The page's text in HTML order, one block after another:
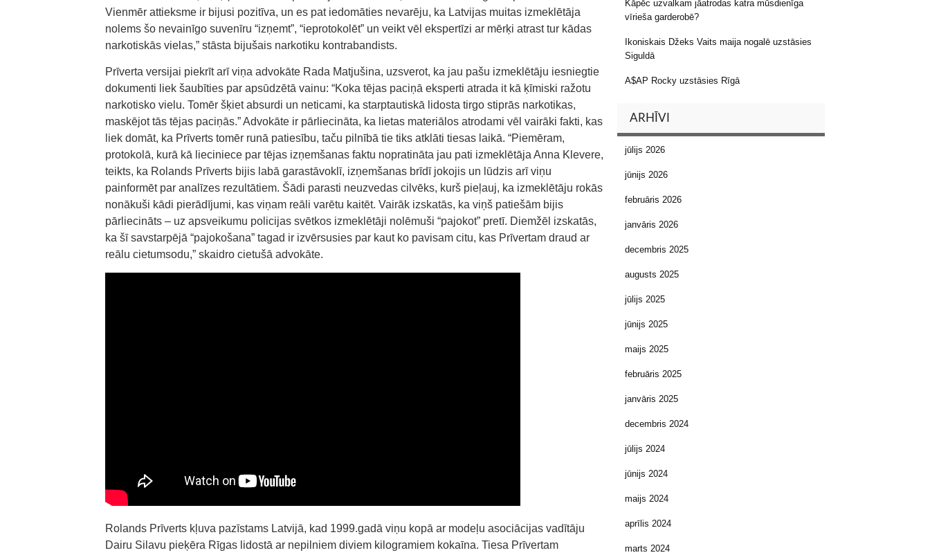
Vienmēr attieksme ir bijusi pozitīva, un es pat iedomāties nevarēju, ka Latvijas muitas izmeklētāja
nolems šo nevainīgo suvenīru “izņemt”, “ieprotokolēt” un veikt vēl ekspertīzi ar mērķi atrast tur kādas
narkotiskās vielas,” stāsta bijušais narkotiku kontrabandists.
Prīverta versijai piekrīt arī viņa advokāte Rada Matjušina, uzsverot, ka jau pašu izmeklētāju iesniegtie
dokumenti liek šaubīties par apsūdzētā vainu: “Koka tējas paciņā eksperti atrada it kā ķīmiski ražotu
narkotisko vielu. Tomēr šķiet absurdi un neticami, ka starptautiskā lidosta tirgo stiprās narkotikas,
maskējot tās tējas paciņās.” Advokāte ir pārliecināta, ka lietas materiālos atrodami vēl vairāki fakti, kas
liek domāt, ka Prīverts tomēr runā patiesību, taču pilnībā tie tiks atklāti tiesas laikā. “Piemēram,
protokolā, kurā kā lieciniece par tējas izņemšanas faktu nopratināta jau pati izmeklētāja Anna Klevere,
teikts, ka Rolands Prīverts bijis labā garastāvoklī, izņemšanas brīdī jokojis un lūdzis arī viņu
painformēt par analīzes rezultātiem. Šādi parasti neuzvedas cilvēks, kurš pieļauj, ka izmeklētāju rokās
nonākuši kādi pierādījumi, kas viņam reāli varētu kaitēt. Vairāk izskatās, ka viņš patiešām bijis
pārliecināts – uz apsveikumu policijas svētkos izmeklētāji nolēmuši “pajokot” pretī. Diemžēl izskatās,
ka šī savstarpējā “pajokošana” tagad ir izvērsusies par kaut ko pavisam citu, kas Prīvertam draud ar
reālu cietumsodu,” skaidro cietušā advokāte.
Rolands Prīverts kļuva pazīstams Latvijā, kad 1999.gadā viņu kopā ar modeļu asociācijas vadītāju
Dairu Silavu pieķēra Rīgas lidostā ar nepilniem diviem kilogramiem kokaīna. Tiesa Prīvertam
Kāpēc uzvalkam jāatrodas katra mūsdienīga
vīrieša garderobē?
Ikoniskais Džeks Vaits maija nogalē uzstāsies
Siguldā
A$AP Rocky uzstāsies Rīgā
ARHĪVI
jūlijs 2026
jūnijs 2026
februāris 2026
janvāris 2026
decembris 2025
augusts 2025
jūlijs 2025
jūnijs 2025
maijs 2025
februāris 2025
janvāris 2025
decembris 2024
jūlijs 2024
jūnijs 2024
maijs 2024
aprīlis 2024
marts 2024